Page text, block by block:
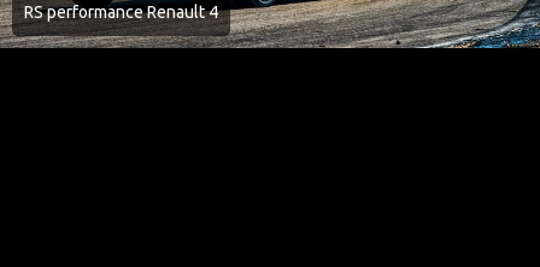
RS performance Renault 4